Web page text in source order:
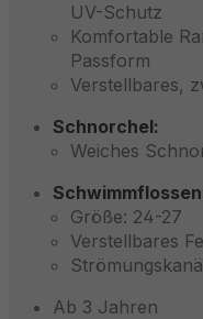
UV-Schutz
Komfortable
Passform
Verstellbares,
Schnorchel:
Weiches
Größe: 24-27
Verstellbares
Ab 3 Jahren